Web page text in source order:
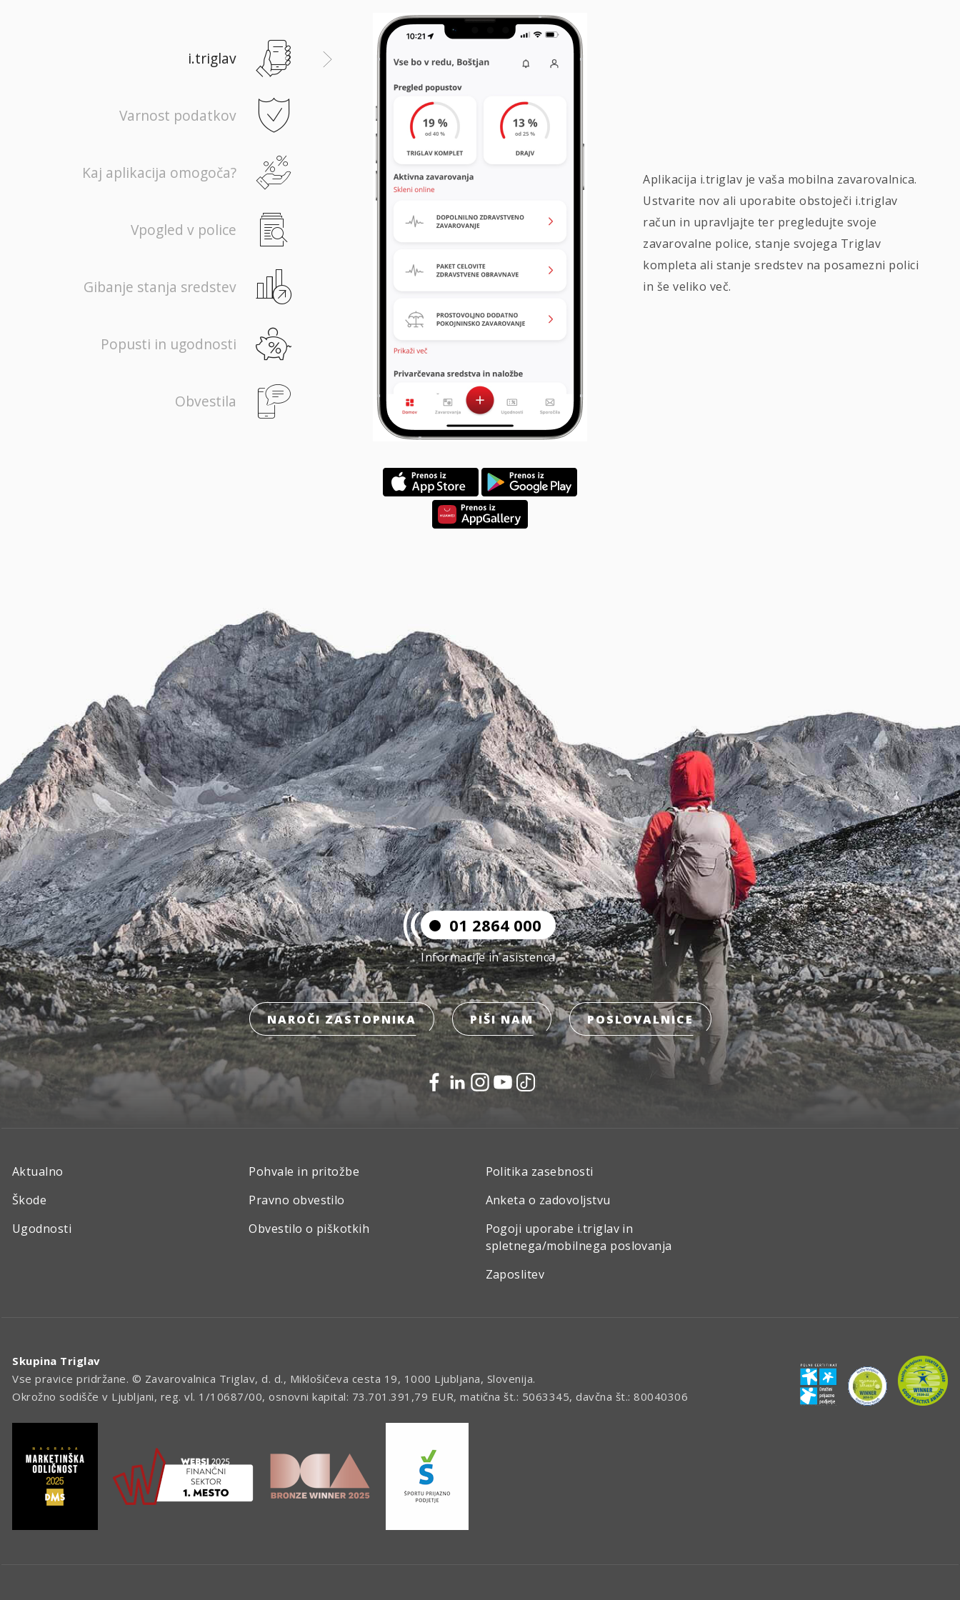
i.triglav
Varnost podatkov
Kaj aplikacija omogoča?
Vpogled v police
Gibanje stanja sredstev
Popusti in ugodnosti
Obvestila
Aplikacija i.triglav je vaša mobilna zavarovalnica.
Ustvarite nov ali uporabite obstoječi i.triglav
račun in upravljajte ter pregledujte svoje
zavarovalne police, stanje svojega Triglav
kompleta ali stanje sredstev na posamezni polici
in še veliko več.
01 2864 000
Informacije in asistenca
NAROČI ZASTOPNIKA PIŠI NAM POSLOVALNICE
Aktualno
Škode
Ugodnosti
Pohvale in pritožbe
Pravno obvestilo
Obvestilo o piškotkih
Politika zasebnosti
Anketa o zadovoljstvu
Pogoji uporabe i.triglav in
spletnega/mobilnega poslovanja
Zaposlitev
Skupina Triglav
Vse pravice pridržane. © Zavarovalnica Triglav, d. d., Miklošičeva cesta 19, 1000 Ljubljana, Slovenija.
Okrožno sodišče v Ljubljani, reg. vl. 1/10687/00, osnovni kapital: 73.701.391,79 EUR, matična št.: 5063345, davčna št.: 80040306